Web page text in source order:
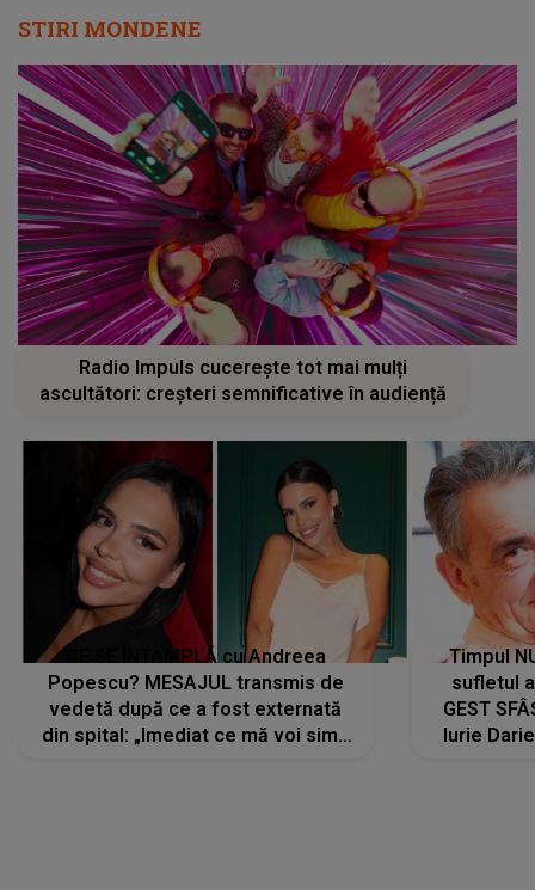
Radio Impuls cucerește tot mai mulți
ascultători: creșteri semnificative în audiență
CE SE ÎNTÂMPLĂ cu Andreea
Popescu? MESAJUL transmis de
vedetă după ce a fost externată
din spital: „Imediat ce mă voi simți
mai bine...”
Timpul
sufletul
GEST
Iurie
măsură